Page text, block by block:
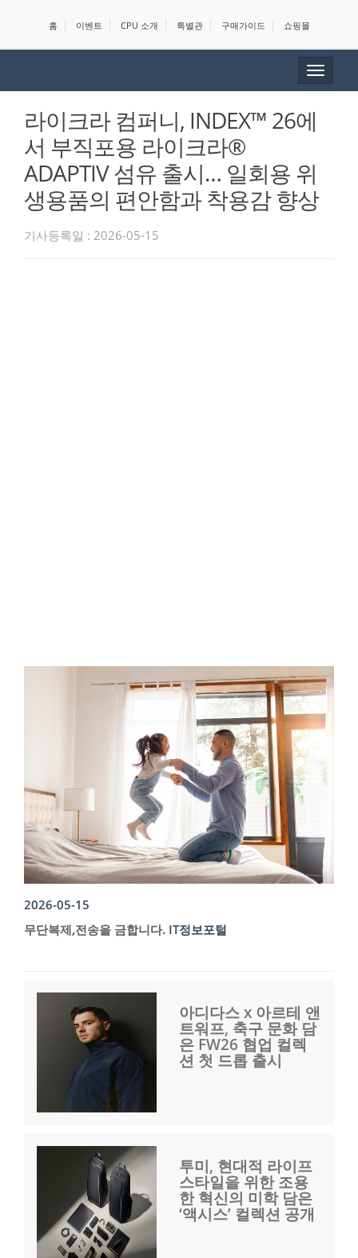
홈 이벤트 CPU 소개 특별관 구매가이드 쇼핑몰
Toggle
라이크라 컴퍼니, INDEX™ 26에
서 부직포용 라이크라®
ADAPTIV 섬유 출시… 일회용 위
생용품의 편안함과 착용감 향상
기사등록일 : 2026-05-15
2026-05-15
무단복제,전송을 금합니다. IT정보포털
아디다스 x 아르테 앤
트워프, 축구 문화 담
은 FW26 협업 컬렉
션 첫 드롭 출시
투미, 현대적 라이프
스타일을 위한 조용
한 혁신의 미학 담은
‘액시스’ 컬렉션 공개